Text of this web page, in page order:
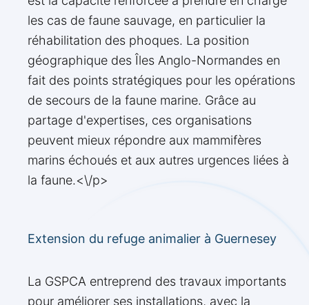
les cas de faune sauvage, en particulier la
réhabilitation des phoques. La position
géographique des Îles Anglo-Normandes en
fait des points stratégiques pour les opérations
de secours de la faune marine. Grâce au
partage d'expertises, ces organisations
peuvent mieux répondre aux mammifères
marins échoués et aux autres urgences liées à
la faune.<\/p>
Extension du refuge animalier à Guernesey
La GSPCA entreprend des travaux importants
pour améliorer ses installations, avec la